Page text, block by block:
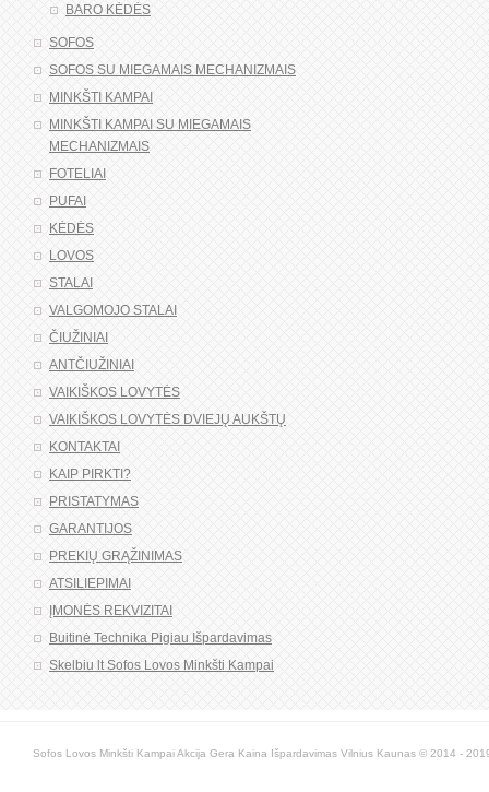
BARO KĖDĖS
SOFOS
SOFOS SU MIEGAMAIS MECHANIZMAIS
MINKŠTI KAMPAI
MINKŠTI KAMPAI SU MIEGAMAIS
MECHANIZMAIS
FOTELIAI
PUFAI
KĖDĖS
LOVOS
STALAI
VALGOMOJO STALAI
ČIUŽINIAI
ANTČIUŽINIAI
VAIKIŠKOS LOVYTĖS
VAIKIŠKOS LOVYTĖS DVIEJŲ AUKŠTŲ
KONTAKTAI
KAIP PIRKTI?
PRISTATYMAS
GARANTIJOS
PREKIŲ GRĄŽINIMAS
ATSILIEPIMAI
ĮMONĖS REKVIZITAI
Buitinė Technika Pigiau Išpardavimas
Skelbiu lt Sofos Lovos Minkšti Kampai
Sofos Lovos Minkšti Kampai Akcija Gera Kaina Išpardavimas Vilnius Kaunas © 2014 -